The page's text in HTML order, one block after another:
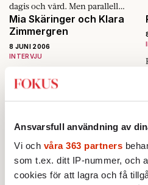
Ansvarsfull användning av
Vi och våra 363 partners
som t.ex. ditt IP-nummer, och
cookies för att lagra och få
dagis och vård. Men parallellt
med det officiella Sverige finns
ett annat land. Där dör
människor som inte har råd
att betala sin canceroperation
mödravård. Fokus har besökt
Mia Skäringer och Klara
Zimmergren
8 JUNI 2006
INTERVJU
höll på att kissa ner oss«,
säger Mia Skäringer om det
Zimmergren för tio år…
8 JUNI 2006
De omsätter miljoner på nätet.
Dagarna efter polisens tillslag
har nätpiraterna redan hittat